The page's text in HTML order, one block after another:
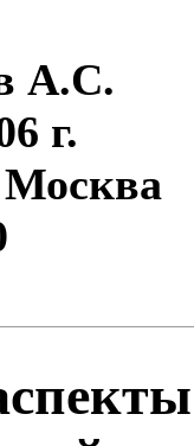
А.С.
г.
Москва